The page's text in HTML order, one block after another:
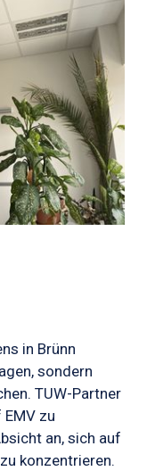
in Brünn
sondern
TUW-Partner
zu
an, sich auf
konzentrieren.